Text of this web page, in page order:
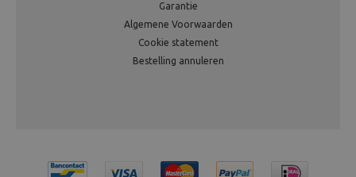
Garantie
Algemene Voorwaarden
Cookie statement
Bestelling annuleren